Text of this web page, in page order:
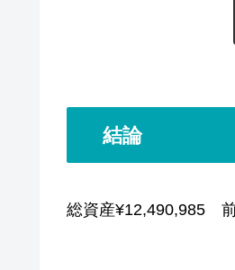
結論
総資産¥12,490,985